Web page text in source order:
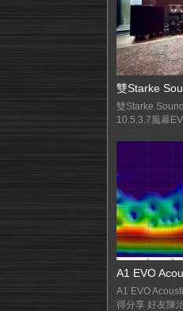
雙Starke
雙Starke
10.5.3.7風暴
A1 EVO
A1 EVO
得分享 好友陳